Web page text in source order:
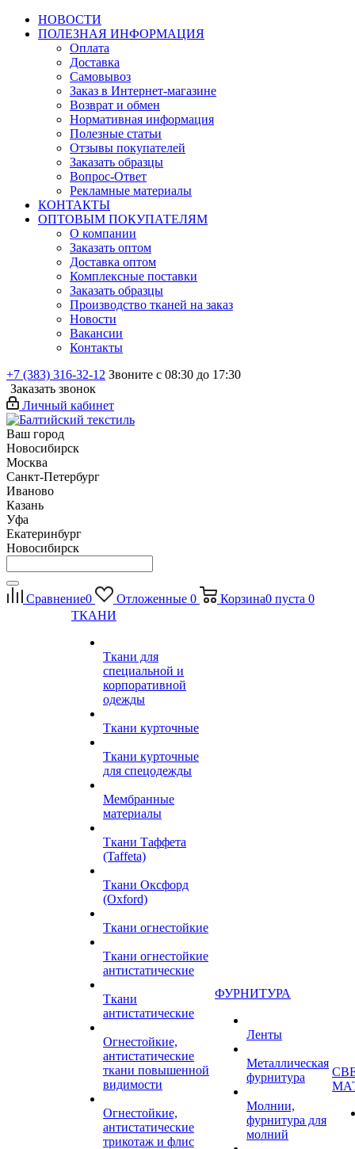
НОВОСТИ
ПОЛЕЗНАЯ ИНФОРМАЦИЯ
Оплата
Доставка
Самовывоз
Заказ в Интернет-магазине
Возврат и обмен
Нормативная информация
Полезные статьи
Отзывы покупателей
Заказать образцы
Вопрос-Ответ
Рекламные материалы
КОНТАКТЫ
ОПТОВЫМ ПОКУПАТЕЛЯМ
О компании
Заказать оптом
Доставка оптом
Комплексные поставки
Заказать образцы
Производство тканей на заказ
Новости
Вакансии
Контакты
+7 (383) 316-32-12 Звоните с 08:30 до 17:30
Заказать звонок
Личный кабинет
Ваш город
Новосибирск
Москва
Санкт-Петербург
Иваново
Казань
Уфа
Екатеринбург
Новосибирск
Сравнение0 Отложенные 0 Корзина0 пуста 0
ТКАНИ
Ткани для
специальной и
корпоративной
одежды
Ткани курточные
Ткани курточные
для спецодежды
Мембранные
материалы
Ткани Таффета
(Taffeta)
Ткани Оксфорд
(Oxford)
Ткани огнестойкие
Ткани огнестойкие
антистатические
Ткани
антистатические
Огнестойкие,
антистатические
ткани повышенной
видимости
Огнестойкие,
антистатические
трикотаж и флис
ФУРНИТУРА
Ленты
Металлическая
фурнитура
Молнии,
фурнитура для
молний